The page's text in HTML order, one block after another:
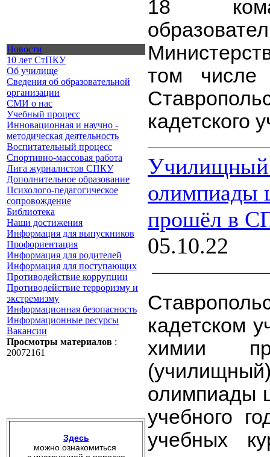
Новости
10 лет СтПКУ
Об училище
Сведения об образовательной
организации
СМИ о нас
Учебный процесс
Инновационная и научно -
методическая деятельность
Воспитательный процесс
Спортивно-массовая работа
Лига журналистов СПКУ
Дополнительное образование
Психолого-педагогическое
сопровождение
Библиотека
Наши достижения
Информация для выпускников
Профориентация
Информация для родителей
Информация для поступающих
Противодействие коррупции
Противодействие терроризму и
экстремизму
Информационная безопасность
Информационные ресурсы
Вакансии
Просмотры материалов :
20072161
Здесь
можно ознакомиться
18
том числе
кадетского
Училищный
олимпиады
прошёл в
05.10.22
кадетском
химии
олимпиады
учебного
учебных